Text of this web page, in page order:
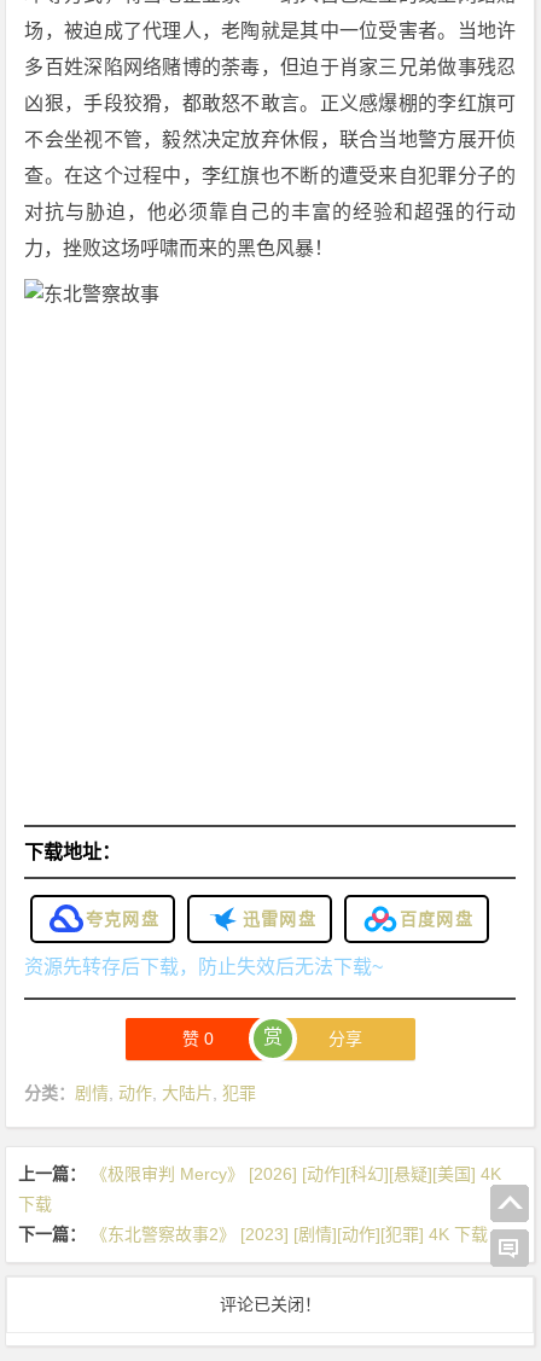
场，被迫成了代理人，老陶就是其中一位受害者。当地许
多百姓深陷网络赌博的荼毒，但迫于肖家三兄弟做事残忍
凶狠，手段狡猾，都敢怒不敢言。正义感爆棚的李红旗可
不会坐视不管，毅然决定放弃休假，联合当地警方展开侦
查。在这个过程中，李红旗也不断的遭受来自犯罪分子的
对抗与胁迫，他必须靠自己的丰富的经验和超强的行动
力，挫败这场呼啸而来的黑色风暴！
下载地址：
夸克网盘 迅雷网盘 百度网盘
资源先转存后下载，防止失效后无法下载~
赞0 赏 分享
分类： 剧情 ,动作 大陆片 ,犯罪
上一篇：
《极限审判 Mercy》 [2026] [动作][科幻][悬疑][美国] 4K
下载
下一篇：
《东北警察故事2》 [2023] [剧情][动作][犯罪] 4K 下载
评论已关闭！